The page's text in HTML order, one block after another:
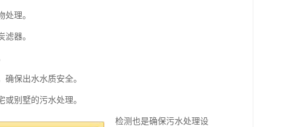
理。
器。
保出水水质安全。
别墅的污水处理。
合考虑。同时，定期维护和检测也是确保污水处理设